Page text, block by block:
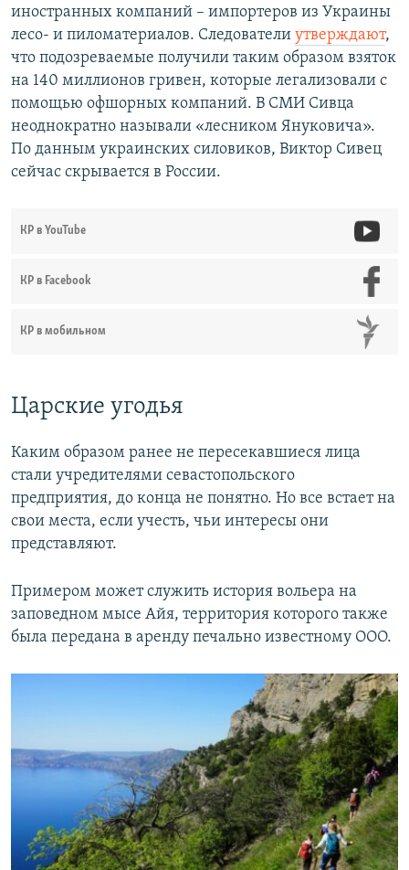
иностранных компаний – импортеров из Украины
лесо- и пиломатериалов. Следователи утверждают,
что подозреваемые получили таким образом взяток
на 140 миллионов гривен, которые легализовали с
помощью офшорных компаний. В СМИ Сивца
неоднократно называли «лесником Януковича».
По данным украинских силовиков, Виктор Сивец
сейчас скрывается в России.
КР в YouTube
КР в Facebook
КР в мобильном
Царские угодья
Каким образом ранее не пересекавшиеся лица
стали учредителями севастопольского
предприятия, до конца не понятно. Но все встает на
свои места, если учесть, чьи интересы они
представляют.
Примером может служить история вольера на
заповедном мысе Айя, территория которого также
была передана в аренду печально известному ООО.